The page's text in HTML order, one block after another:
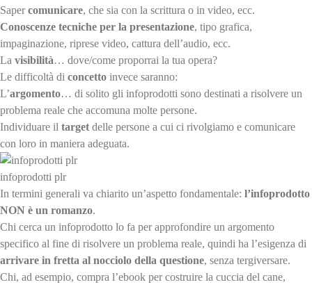
Sapercomunicare, che sia con la scrittura o in video, ecc.
Conoscenze tecniche per la presentazione, tipo grafica,
impaginazione, riprese video, cattura dell’audio, ecc.
La visibilità… dove/come proporrai la tua opera?
Le difficoltà di concetto invece saranno:
L’argomento… di solito gli infoprodotti sono destinati a risolvere un
problema reale che accomuna molte persone.
Individuare il target delle persone a cui ci rivolgiamo e comunicare
con loro in maniera adeguata.
infoprodotti plr
In termini generali va chiarito un’aspetto fondamentale: l’infoprodotto
NON è un romanzo.
Chi cerca un infoprodotto lo fa per approfondire un argomento
specifico al fine di risolvere un problema reale, quindi ha l’esigenza di
arrivare in fretta al nocciolo della questione, senza tergiversare.
Chi, ad esempio, compra l’ebook per costruire la cuccia del cane,